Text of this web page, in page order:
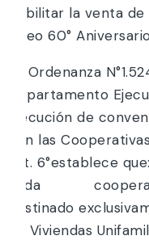
Habilitar la venta
loteo 60°
La Ordenanza
Departamento
ejecución de
con las
Art. 6°establece
cada
destinado
de Viviendas